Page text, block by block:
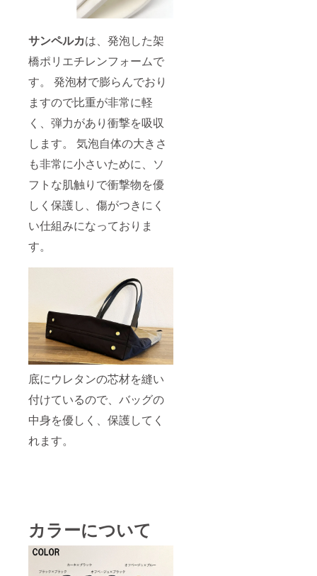
サンペルカは、発泡した架
橋ポリエチレンフォームで
す。 発泡材で膨らんでおり
ますので比重が非常に軽
く、弾力があり衝撃を吸収
します。 気泡自体の大きさ
も非常に小さいために、ソ
フトな肌触りで衝撃物を優
しく保護し、傷がつきにく
い仕組みになっておりま
す。
底にウレタンの芯材を縫い
付けているので、バッグの
中身を優しく、保護してく
れます。
カラーについて